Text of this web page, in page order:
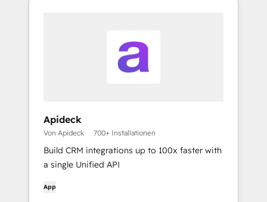
Apideck
Von Apideck 700+ Installationen
Build CRM integrations up to 100x faster with
a single Unified API
App